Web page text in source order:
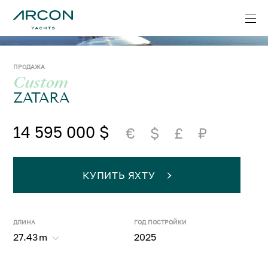
ПРОДАЖА
Custom
ZATARA
14 595 000 $ € $ £ ₽
ДЛИНА
27.43m
ГОД ПОСТРОЙКИ
2025
КУПИТЬ ЯХТУ